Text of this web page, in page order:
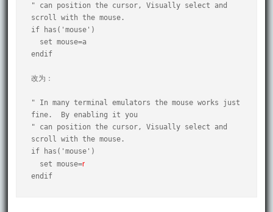
" can position the cursor, Visually select and
scroll with the mouse.
if has('mouse')
endif
改为：
" In many terminal emulators the mouse works just
fine.  By enabling it you
" can position the cursor, Visually select and
scroll with the mouse.
if has('mouse')
  set mouse=
r
endif